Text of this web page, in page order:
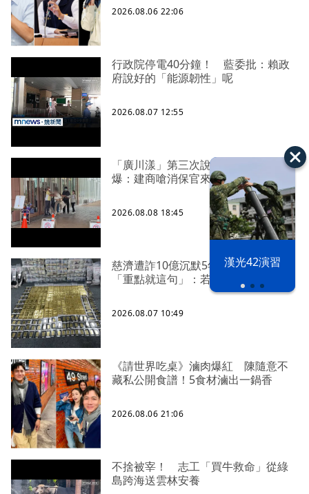
漢光42演習
2026.08.06 22:06
行政院停電40分鐘！ 藍委批：賴政
府說好的「能源韌性」呢
2026.08.07 12:55
「廣川漾」第三次說明會 解約戶
爆：建商嗆消保官來再說
2026.08.08 18:45
慈濟遭詐10億沉默5年 四叉貓看聲明
「重點就這句」：若判有罪錢還我
2026.08.07 10:49
《請世界吃桌》滷肉爆紅 陳隨意不
藏私公開食譜！5食材滷出一鍋香
2026.08.06 21:06
不捨被宰！ 志工「買牛救命」從綠
島跨海送雲林安養